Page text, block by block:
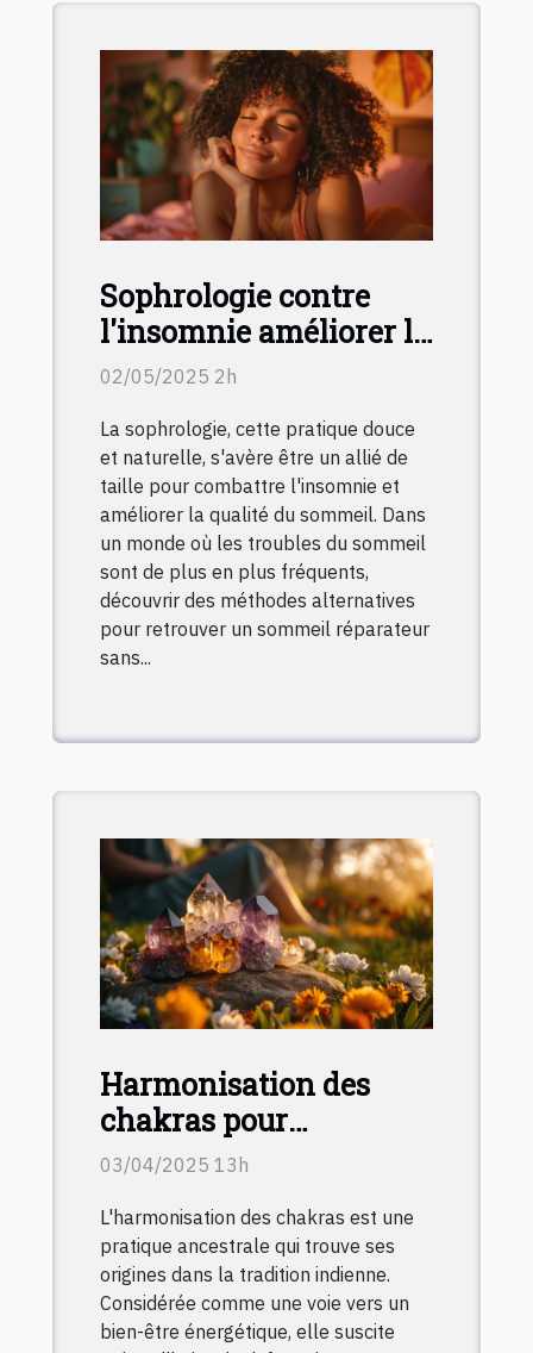
Sophrologie contre
l'insomnie améliorer la
qualité du sommeil
02/05/2025 2h
La sophrologie, cette pratique douce
et naturelle, s'avère être un allié de
taille pour combattre l'insomnie et
améliorer la qualité du sommeil. Dans
un monde où les troubles du sommeil
sont de plus en plus fréquents,
découvrir des méthodes alternatives
pour retrouver un sommeil réparateur
sans...
Harmonisation des
chakras pour
débutants augmentez
énergétique
03/04/2025 13h
L'harmonisation des chakras est une
pratique ancestrale qui trouve ses
origines dans la tradition indienne.
Considérée comme une voie vers un
bien-être énergétique, elle suscite